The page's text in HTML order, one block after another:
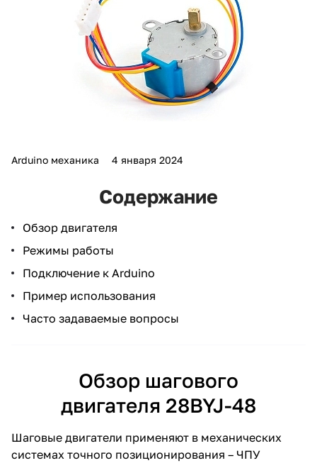
Arduino механика 4 января 2024
Содержание
Обзор двигателя
Режимы работы
Подключение к Arduino
Пример использования
Часто задаваемые вопросы
Обзор шагового
двигателя 28BYJ-48
Шаговые двигатели применяют в механических
системах точного позиционирования – ЧПУ